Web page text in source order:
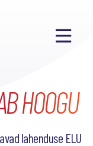
HOOGU
lahenduse ELU
38
MIDA
TEINUD?